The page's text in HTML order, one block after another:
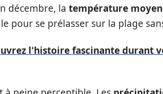
décembre, la température
pour se prélasser sur la plage
l'histoire fascinante durant